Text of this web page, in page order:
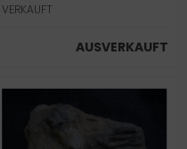
VERKAUFT
AUSVERKAUFT